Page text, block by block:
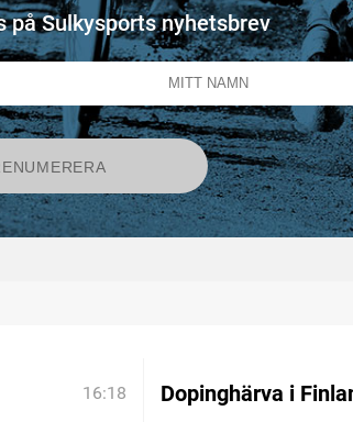
på Sulkysports nyhetsbrev
16:18 Dopinghärva i